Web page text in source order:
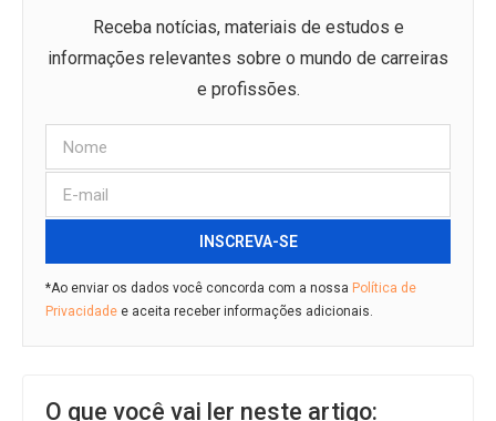
Receba notícias, materiais de estudos e
informações relevantes sobre o mundo de carreiras
e profissões.
INSCREVA-SE
*Ao enviar os dados você concorda com a nossa Política de
Privacidade e aceita receber informações adicionais.
O que você vai ler neste artigo: